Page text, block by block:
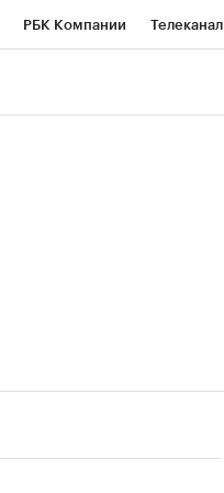
РБК Компании Телеканал